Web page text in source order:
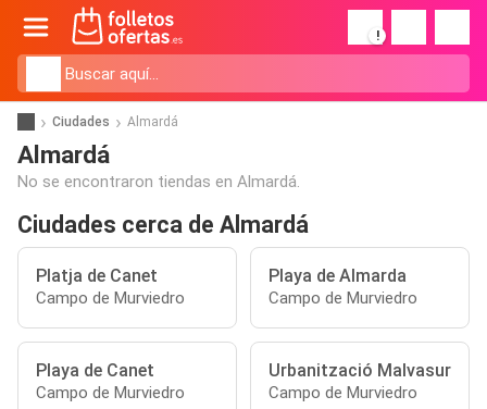
!
Ciudades Almardá
Almardá
No se encontraron tiendas en Almardá.
Ciudades cerca de Almardá
Platja de Canet
Campo de Murviedro
Playa de Almarda
Campo de Murviedro
Playa de Canet
Campo de Murviedro
Urbanització Malvasur
Campo de Murviedro